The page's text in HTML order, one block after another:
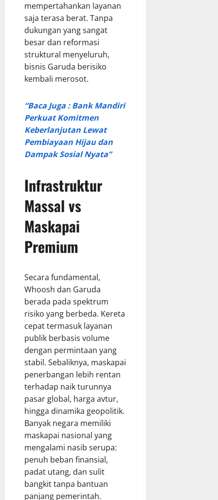
mempertahankan layanan
saja terasa berat. Tanpa
dukungan yang sangat
besar dan reformasi
struktural menyeluruh,
bisnis Garuda berisiko
kembali merosot.
“Baca Juga : Bank Mandiri
Perkuat Komitmen
Keberlanjutan Lewat
Pembiayaan Hijau dan
Dampak Sosial Nyata”
Infrastruktur
Massal vs
Maskapai
Premium
Secara fundamental,
Whoosh dan Garuda
berada pada spektrum
risiko yang berbeda. Kereta
cepat termasuk layanan
publik berbasis volume
dengan permintaan yang
stabil. Sebaliknya, maskapai
penerbangan lebih rentan
terhadap naik turunnya
pasar global, harga avtur,
hingga dinamika geopolitik.
Banyak negara memiliki
maskapai nasional yang
mengalami nasib serupa:
penuh beban finansial,
padat utang, dan sulit
bangkit tanpa bantuan
panjang pemerintah.